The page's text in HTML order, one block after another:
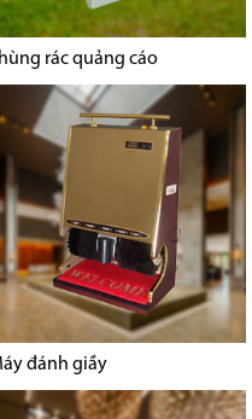
rác quảng cáo
đánh giầy